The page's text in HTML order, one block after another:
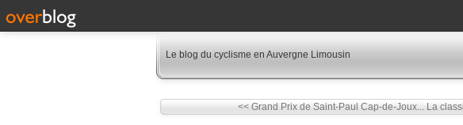
Le blog du cyclisme en Auvergne Limousin
<< Grand Prix de Saint-Paul Cap-de-Joux... La